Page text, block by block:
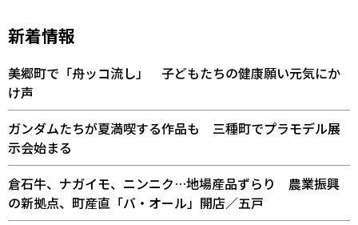
新着情報
美郷町で「舟ッコ流し」 子どもたちの健康願い元気にか
け声
ガンダムたちが夏満喫する作品も 三種町でプラモデル展
示会始まる
倉石牛、ナガイモ、ニンニク…地場産品ずらり 農業振興
の新拠点、町産直「バ・オール」開店／五戸